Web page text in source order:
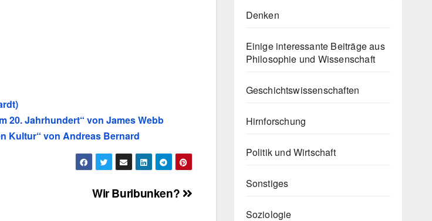
20. Jahrhundert“ von James Webb
Kultur“ von Andreas Bernard
Wir Buribunken?
Denken
Einige interessante Beiträge aus
Philosophie und Wissenschaft
Geschichtswissenschaften
Hirnforschung
Politik und Wirtschaft
Sonstiges
Soziologie